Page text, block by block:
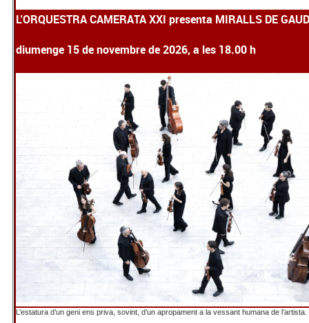
L'ORQUESTRA CAMERATA XXI presenta MIRALLS DE
diumenge 15 de novembre de 2026, a les 18.00 h
L’estatura d’un geni ens priva, sovint, d’un apropament a la vessant humana de l’artista.